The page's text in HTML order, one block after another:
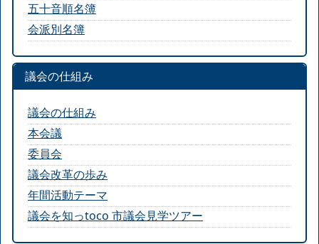
五十音順名簿
会派別名簿
議会の仕組み
議会の仕組み
本会議
委員会
議会改革の歩み
年間活動テーマ
議会を知っtoco 市議会見学ツアー